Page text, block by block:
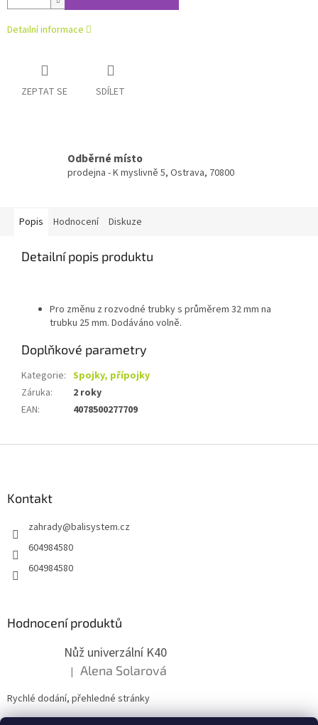
Detailní informace
ZEPTAT SE SDÍLET
Odběrné místo
prodejna - K myslivně 5, Ostrava, 70800
Popis Hodnocení Diskuze
Detailní popis produktu
Pro změnu z rozvodné trubky s průměrem 32 mm na
trubku 25 mm. Dodáváno volně.
Doplňkové parametry
Kategorie: Spojky, přípojky
Záruka:
2 roky
EAN: 4078500277709
Kontakt
zahrady@balisystem.cz
604984580
604984580
Hodnocení produktů
Nůž univerzální K40
Hodnocení produktu je 5 z 5 hvězdiček.
| Alena Solarová
Rychlé dodání, přehledné stránky